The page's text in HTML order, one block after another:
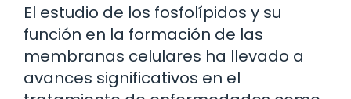
El estudio de los fosfolípidos y su
función en la formación de las
membranas celulares ha llevado a
avances significativos en el